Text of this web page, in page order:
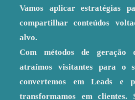
Vamos aplicar estratégias
compartilhar conteúdos
alvo.
Com métodos de geração
atraímos visitantes para o
convertemos em Leads e
transformamos em clientes.